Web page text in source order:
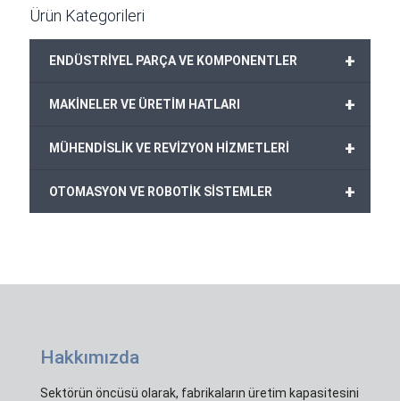
Ürün Kategorileri
+
ENDÜSTRİYEL PARÇA VE KOMPONENTLER
+
MAKİNELER VE ÜRETİM HATLARI
+
MÜHENDİSLİK VE REVİZYON HİZMETLERİ
+
OTOMASYON VE ROBOTİK SİSTEMLER
Hakkımızda
Sektörün öncüsü olarak, fabrikaların üretim kapasitesini